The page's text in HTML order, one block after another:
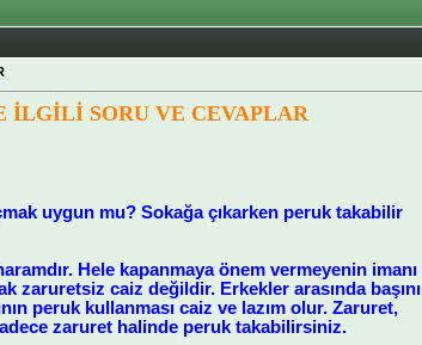
İLGİLİ SORU VE CEVAPLAR
uygun mu? Sokağa çıkarken peruk takabilir
Hele kapanmaya önem vermeyenin imanı
zaruretsiz caiz değildir. Erkekler arasında başını
peruk kullanması caiz ve lazım olur. Zaruret,
zaruret halinde peruk takabilirsiniz.